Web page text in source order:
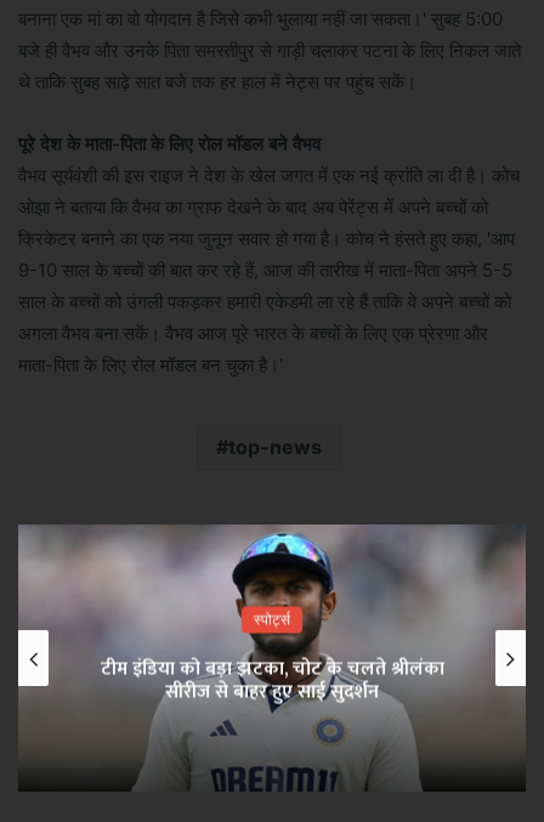
बनाना एक मां का वो योगदान है जिसे कभी भुलाया नहीं जा सकता।' सुबह 5:00
बजे ही वैभव और उनके पिता समस्तीपुर से गाड़ी चलाकर पटना के लिए निकल जाते
थे ताकि सुबह साढ़े सात बजे तक हर हाल में नेट्स पर पहुंच सकें।
पूरे देश के माता-पिता के लिए रोल मॉडल बने वैभव
वैभव सूर्यवंशी की इस राइज ने देश के खेल जगत में एक नई क्रांति ला दी है। कोच
ओझा ने बताया कि वैभव का ग्राफ देखने के बाद अब पेरेंट्स में अपने बच्चों को
क्रिकेटर बनाने का एक नया जुनून सवार हो गया है। कोच ने हंसते हुए कहा, 'आप
9-10 साल के बच्चों की बात कर रहे हैं, आज की तारीख में माता-पिता अपने 5-5
साल के बच्चों को उंगली पकड़कर हमारी एकेडमी ला रहे हैं ताकि वे अपने बच्चों को
अगला वैभव बना सकें। वैभव आज पूरे भारत के बच्चों के लिए एक प्रेरणा और
माता-पिता के लिए रोल मॉडल बन चुका है।'
top-news
स्पोर्ट्स
टीम इंडिया को बड़ा झटका, चोट के चलते श्रीलंका
सीरीज से बाहर हुए साई सुदर्शन